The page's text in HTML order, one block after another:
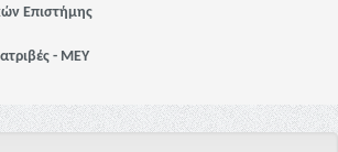
Επιστήμης
- ΜΕΥ